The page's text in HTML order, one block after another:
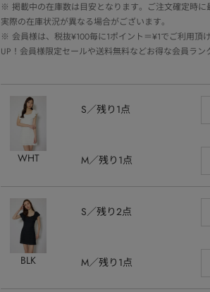
※ 掲載中の在庫数は目安となります。ご注文確定時
実際の在庫状況が異なる場合がございます。
※ 会員様は、税抜¥100毎に1ポイント＝¥1でご利用
UP！会員様限定セールや送料無料などお得な会員ラン
WHT
S 残り1点
M 残り1点
BLK
S 残り2点
M 残り1点